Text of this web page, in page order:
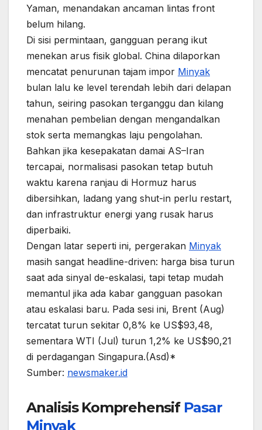
Yaman, menandakan ancaman lintas front
belum hilang.
Di sisi permintaan, gangguan perang ikut
menekan arus fisik global. China dilaporkan
mencatat penurunan tajam impor Minyak
bulan lalu ke level terendah lebih dari delapan
tahun, seiring pasokan terganggu dan kilang
menahan pembelian dengan mengandalkan
stok serta memangkas laju pengolahan.
Bahkan jika kesepakatan damai AS–Iran
tercapai, normalisasi pasokan tetap butuh
waktu karena ranjau di Hormuz harus
dibersihkan, ladang yang shut-in perlu restart,
dan infrastruktur energi yang rusak harus
diperbaiki.
Dengan latar seperti ini, pergerakan Minyak
masih sangat headline-driven: harga bisa turun
saat ada sinyal de-eskalasi, tapi tetap mudah
memantul jika ada kabar gangguan pasokan
atau eskalasi baru. Pada sesi ini, Brent (Aug)
tercatat turun sekitar 0,8% ke US$93,48,
sementara WTI (Jul) turun 1,2% ke US$90,21
di perdagangan Singapura.(Asd)*
Sumber: newsmaker.id
Analisis Komprehensif Pasar
Minyak